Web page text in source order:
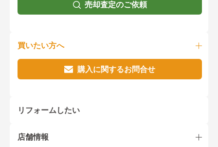
売却査定のご依頼
買いたい方へ
購入に関するお問合せ
リフォームしたい
店舗情報